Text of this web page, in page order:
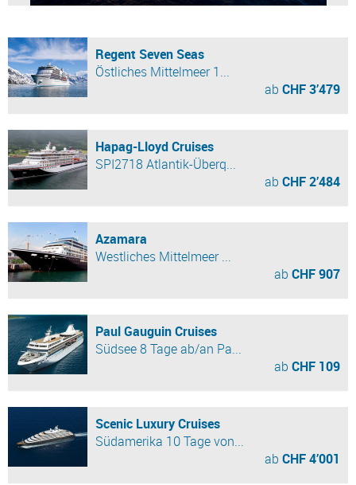
Regent Seven Seas
Östliches Mittelmeer 1...
ab CHF 3’479
Hapag-Lloyd Cruises
SPI2718 Atlantik-Überq...
ab CHF 2’484
Azamara
Westliches Mittelmeer ...
ab CHF 907
Paul Gauguin Cruises
Südsee 8 Tage ab/an Pa...
ab CHF 109
Scenic Luxury Cruises
Südamerika 10 Tage von...
ab CHF 4’001